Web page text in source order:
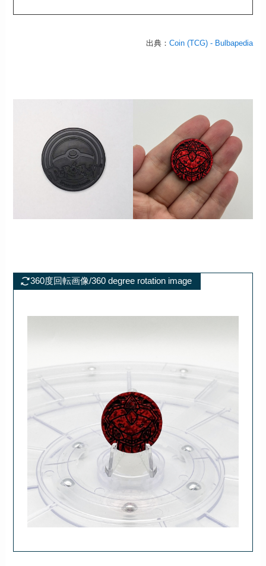
出典： Coin (TCG) - Bulbapedia
360度回転画像/360 degree rotation image